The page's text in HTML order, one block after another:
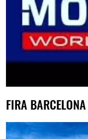
FIRA BARCELONA